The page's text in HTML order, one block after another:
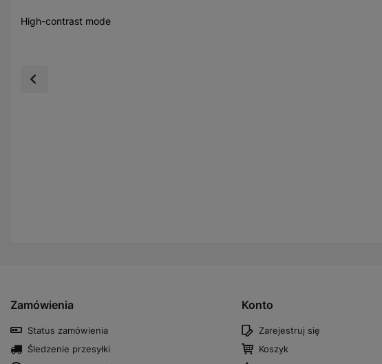
High-contrast mode
Zamówienia
Status zamówienia
Śledzenie przesyłki
Konto
Zarejestruj się
Koszyk